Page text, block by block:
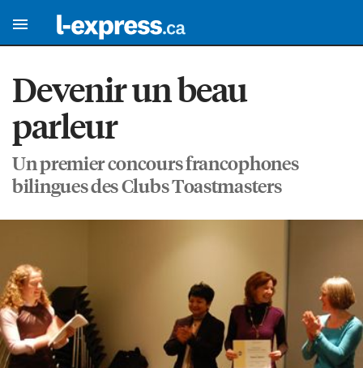
Devenir un beau
parleur
Un premier concours francophones
bilingues des Clubs Toastmasters